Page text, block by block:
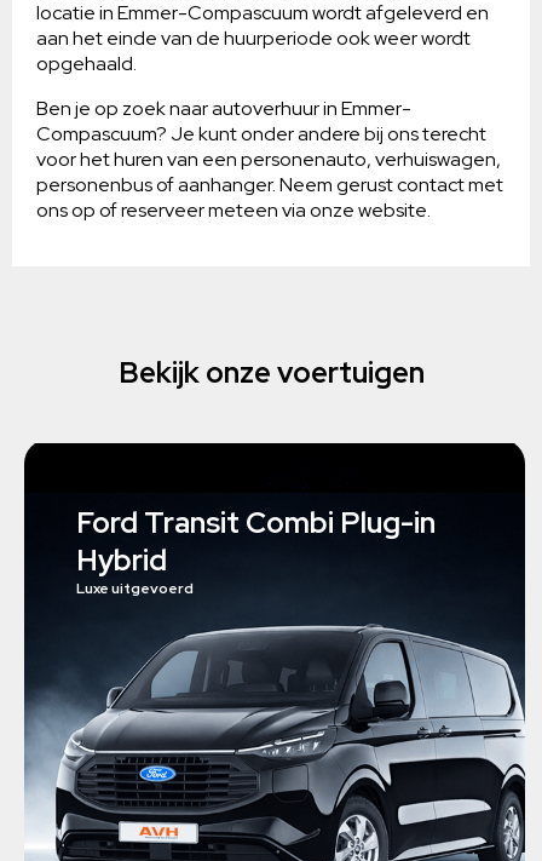
locatie in Emmer-Compascuum wordt afgeleverd en
aan het einde van de huurperiode ook weer wordt
opgehaald.
Ben je op zoek naar autoverhuur in Emmer-
Compascuum? Je kunt onder andere bij ons terecht
voor het huren van een personenauto, verhuiswagen,
personenbus of aanhanger. Neem gerust contact met
ons op of reserveer meteen via onze website.
Bekijk onze voertuigen
Ford Transit Combi Plug-in
Hybrid
Luxe uitgevoerd